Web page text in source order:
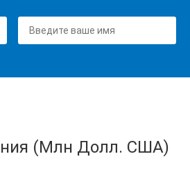
(Млн Долл. США)